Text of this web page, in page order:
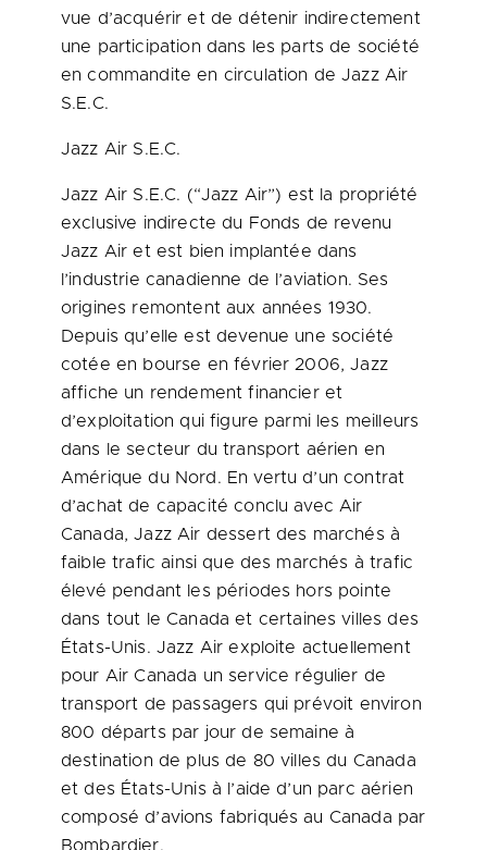
vue d’acquérir et de détenir indirectement
une participation dans les parts de société
en commandite en circulation de Jazz Air
S.E.C.
Jazz Air S.E.C.
Jazz Air S.E.C. (“Jazz Air”) est la propriété
exclusive indirecte du Fonds de revenu
Jazz Air et est bien implantée dans
l’industrie canadienne de l’aviation. Ses
origines remontent aux années 1930.
Depuis qu’elle est devenue une société
cotée en bourse en février 2006, Jazz
affiche un rendement financier et
d’exploitation qui figure parmi les meilleurs
dans le secteur du transport aérien en
Amérique du Nord. En vertu d’un contrat
d’achat de capacité conclu avec Air
Canada, Jazz Air dessert des marchés à
faible trafic ainsi que des marchés à trafic
élevé pendant les périodes hors pointe
dans tout leCanada et certaines villes des
États-Unis. Jazz Air exploite actuellement
pour AirCanada un service régulier de
transport de passagers qui prévoit environ
800 départs par jour de semaine à
destination de plus de 80 villes du Canada
et des États-Unis à l’aide d’un parc aérien
composé d’avions fabriqués au Canada par
Bombardier.